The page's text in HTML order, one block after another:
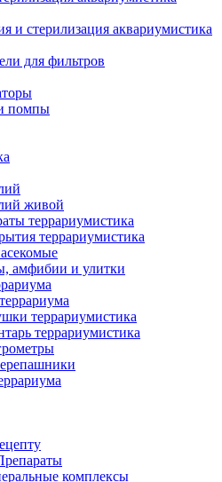
и стерилизация аквариумистика
для фильтров
помпы
живой
террариумистика
террариумистика
амфибии и улитки
террариумистика
террариумистика
комплексы